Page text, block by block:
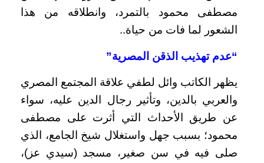
مصطفى محمود بالتمرد، وانطلاقه من هذا
الشعور لما فات من حياة..
“عدم تهذيب الذقن المصرية”
يظهر الكاتب وائل لطفي علاقة المجتمع المصري
والعربي بالدين، وتأثير رجال الدين عليه، سواء
عن طريق الأحداث التي أثرت على مصطفى
محمود؛ بسبب جهل واستغلال شيخ الجامع، الذي
صلى فيه في سن صغير، مسجد (سيدي عز)،